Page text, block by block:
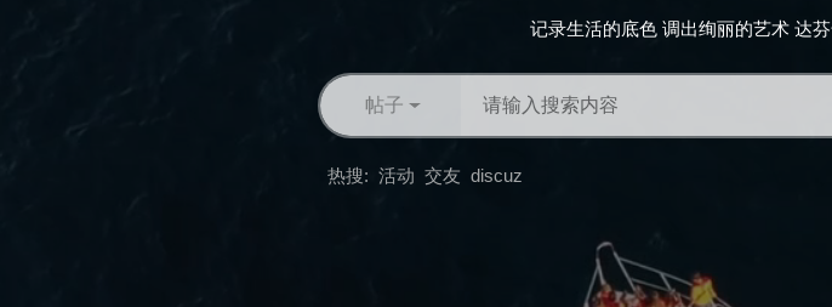
记录生活的底色 调出绚丽的艺术 达
帖子
热搜: 活动 交友 discuz